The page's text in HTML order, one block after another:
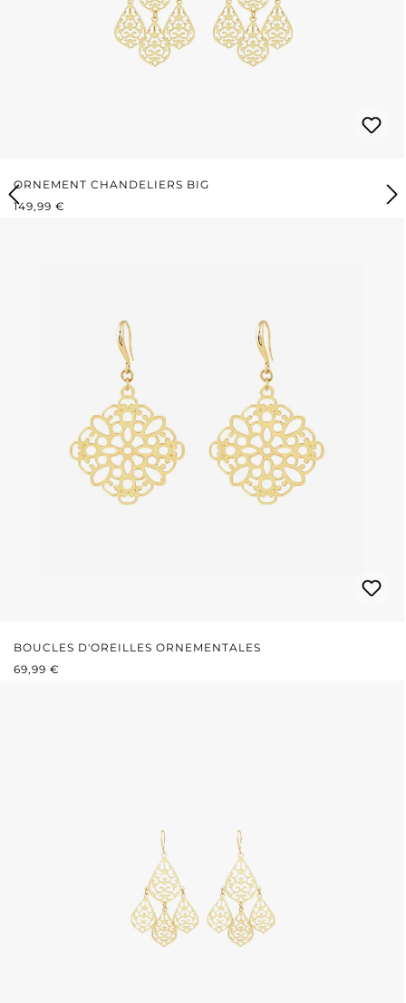
ORNEMENT CHANDELIERS BIG
PRIX RÉGULIER :
149,99 €
BOUCLES D'OREILLES ORNEMENTALES
PRIX RÉGULIER :
69,99 €